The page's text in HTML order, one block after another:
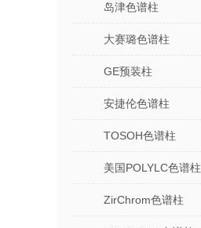
岛津色谱柱
大赛璐色谱柱
GE预装柱
安捷伦色谱柱
TOSOH色谱柱
美国POLYLC色谱柱
ZirChrom色谱柱